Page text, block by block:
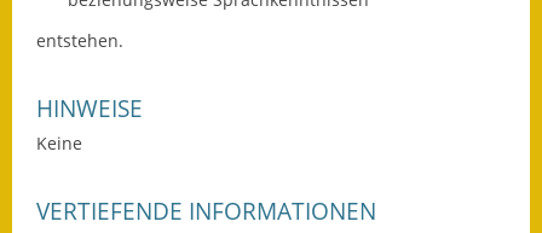
entstehen.
HINWEISE
Keine
VERTIEFENDE INFORMATIONEN